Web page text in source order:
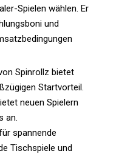
Spielen wählen. Er
und
Spinrollz bietet
Startvorteil.
neuen Spielern
an.
spannende
Tischspiele und